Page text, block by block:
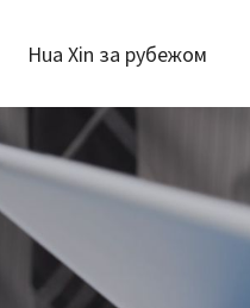
Hua Xin за рубежом